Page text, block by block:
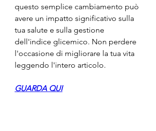
questo semplice cambiamento può
avere un impatto significativo sulla
tua salute e sulla gestione
dell'indice glicemico. Non perdere
l'occasione di migliorare la tua vita
leggendo l'intero articolo.
GUARDA QUI